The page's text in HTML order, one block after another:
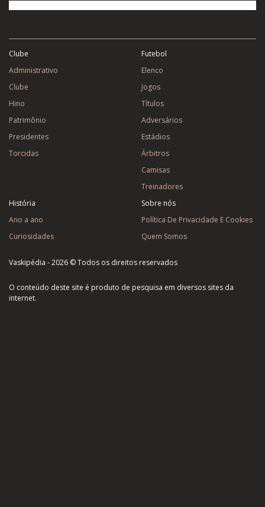
Clube
Administrativo
Clube
Hino
Patrimônio
Presidentes
Torcidas
Futebol
Elenco
Jogos
Títulos
Adversários
Estádios
Árbitros
Camisas
Treinadores
História
Ano a ano
Curiosidades
Sobre nós
Política De Privacidade E Cookies
Quem Somos
Vaskipédia - 2026 © Todos os direitos reservados
O conteúdo deste site é produto de pesquisa em diversos sites da
internet.